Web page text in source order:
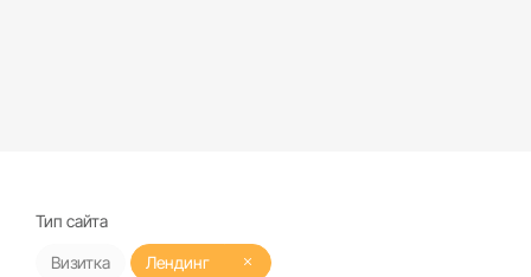
Тип сайта
Визитка Лендинг